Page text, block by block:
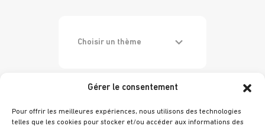
Gérer le consentement
Pour offrir les meilleures expériences, nous utilisons des technologies
telles que les cookies pour stocker et/ou accéder aux informations des
Choisir un thème
/ HOCKEY